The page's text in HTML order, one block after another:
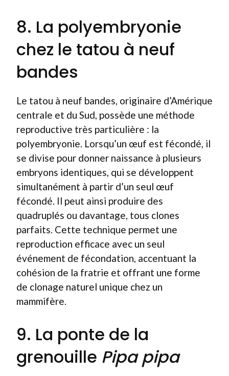
8. La polyembryonie
chez le tatou à neuf
bandes
Le tatou à neuf bandes, originaire d’Amérique
centrale et du Sud, possède une méthode
reproductive très particulière : la
polyembryonie. Lorsqu’un œuf est fécondé, il
se divise pour donner naissance à plusieurs
embryons identiques, qui se développent
simultanément à partir d’un seul œuf
fécondé. Il peut ainsi produire des
quadruplés ou davantage, tous clones
parfaits. Cette technique permet une
reproduction efficace avec un seul
événement de fécondation, accentuant la
cohésion de la fratrie et offrant une forme
de clonage naturel unique chez un
mammifère.
9. La ponte de la
grenouille Pipa pipa